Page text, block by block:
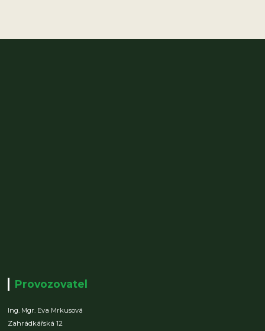
Provozovatel
Ing. Mgr. Eva Mrkusová
Zahrádkářská 12